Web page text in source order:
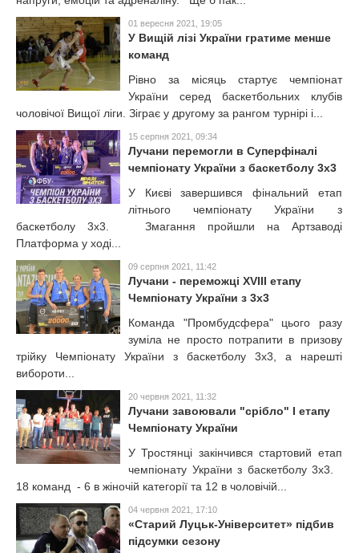
01 вересня 2021, 19:05
У Вищій лізі України гратиме менше
команд
Рівно за місяць стартує чемпіонат
України серед баскетбольних клубів
чоловічої Вищої ліги. Зіграє у другому за рангом турнірі і...
15 серпня 2021, 09:34
Лучани перемогли в Суперфіналі
чемпіонату України з баскетболу 3х3
У Києві завершився фінальний етап
літнього чемпіонату України з
баскетболу 3х3. Змагання пройшли на Артзаводі
Платформа у ході...
09 серпня 2021, 11:42
Лучани - переможці XVIII етапу
Чемпіонату України з 3х3
Команда "Промбудсфера" цього разу
зуміла не просто потрапити в призову
трійку Чемпіонату України з баскетболу 3х3, а нарешті
вибороти...
20 червня 2021, 11:32
Лучани завоювали "срібло" І етапу
Чемпіонату України
У Тростянці закінчився стартовий етап
чемпіонату України з баскетболу 3х3.
18 команд - 6 в жіночій категорії та 12 в чоловічій...
04 червня 2021, 17:10
«Старий Луцьк-Університет» підбив
підсумки сезону